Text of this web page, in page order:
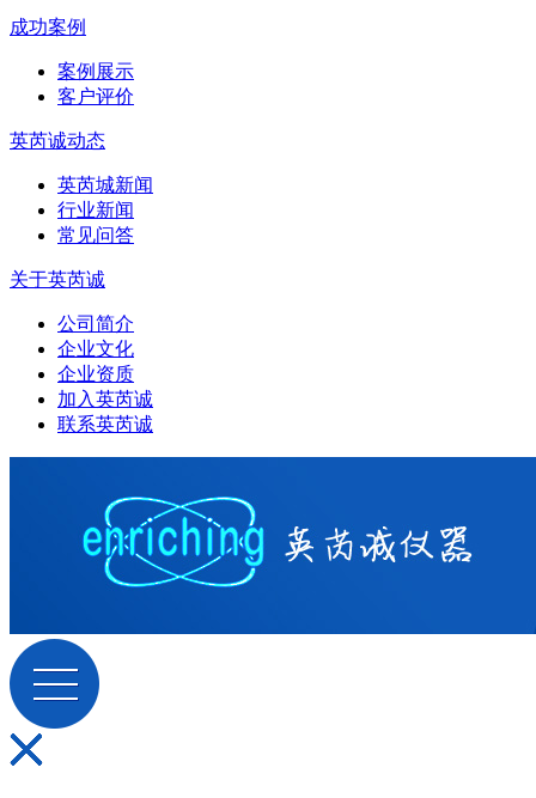
成功案例
案例展示
客户评价
英芮诚动态
英芮城新闻
行业新闻
常见问答
关于英芮诚
公司简介
企业文化
企业资质
加入英芮诚
联系英芮诚